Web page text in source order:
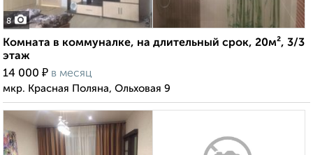
8
Комната в коммуналке, на длительный срок, 20м², 3/3
этаж
14 000 ₽ в месяц
мкр. Красная Поляна, Ольховая 9